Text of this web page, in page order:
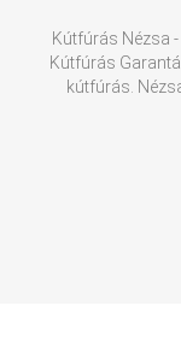
Kútfúrás Nézsa
Kútfúrás
kútfúrás.